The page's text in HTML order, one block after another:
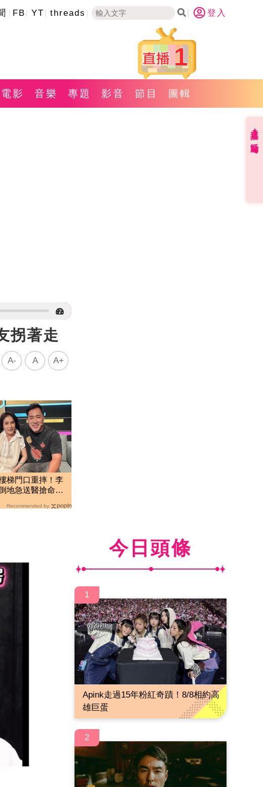
FB YT threads 登入
1
電影 音樂 專題 影音 節目 圖輯
拐著走
A- A A+
梯門口重摔！李
地急送醫搶命
Recommended by
今日頭條
1
Apink走過15年粉紅奇蹟！8/8相約高
雄巨蛋
2
直播✦活動